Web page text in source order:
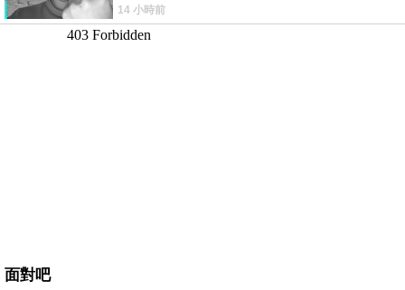
理家務，職業不分高低貴賤，只有人品才
14 小時前
面對吧